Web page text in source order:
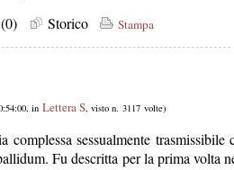
(0) Storico Stampa
in Lettera S, visto n. 3117 volte)
sessualmente trasmissibile
Fu descritta per la prima volta